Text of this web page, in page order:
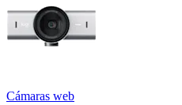
Cámaras web